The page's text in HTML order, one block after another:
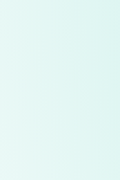
Kite（
ご本人様・
3色パステル